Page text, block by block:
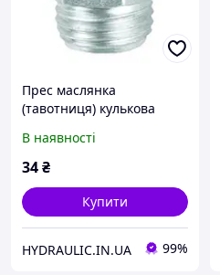
Прес маслянка
(тавотниця) кулькова
поштучно, DIN71412 |
UMETA Німеччина
В наявності
34₴
Купити
HYDRAULIC.IN.UA 99%